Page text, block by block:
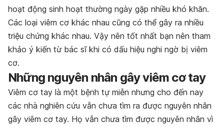
hoạt động sinh hoạt thường ngày gặp nhiều khó khăn.
Các loại viêm cơ khác nhau cũng có thể gây ra nhiều
triệu chứng khác nhau. Vậy nên tốt nhất bạn nên tham
khảo ý kiến từ bác sĩ khi có dấu hiệu nghi ngờ bị viêm
cơ.
Những nguyên nhân gây viêm cơ tay
Viêm cơ tay là một bệnh tự miễn nhưng cho đến nay
các nhà nghiên cứu vẫn chưa tìm ra được nguyên nhân
gây viêm cơ tay. Họ vẫn chưa tìm được nguyên nhân vì